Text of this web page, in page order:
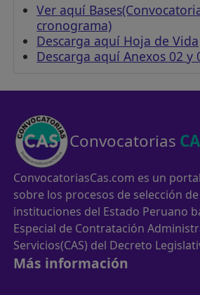
Ver aquí
cronograma)
Descarga aquí Hoja de Vida
Descarga aquí Anexos 02 y
Convocatorias
ConvocatoriasCas.com es un
sobre los procesos de selección
instituciones del Estado Peruano
Especial de Contratación
Servicios(CAS) del Decreto
Más información